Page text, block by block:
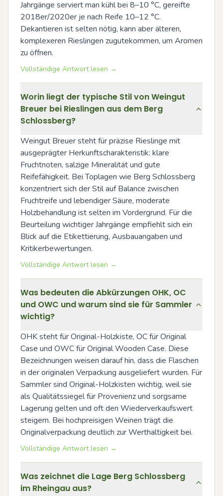
Jahrgänge serviert man kühl bei 8–10 °C, gereifte
2018er/2020er je nach Reife 10–12 °C.
Dekantieren ist selten nötig, kann aber älteren,
komplexeren Rieslingen zugutekommen, um Aromen
zu öffnen.
Vollständige Antwort lesen →
Worin liegt der typische Stil von Weingut
Breuer bei Rieslingen aus dem Berg
Schlossberg?
Weingut Breuer steht für präzise Rieslinge mit
ausgeprägter Herkunftscharakteristik: klare
Fruchtnoten, salzige Mineralität und gute
Reifefähigkeit. Bei Toplagen wie Berg Schlossberg
konzentriert sich der Stil auf Balance zwischen
Fruchtreife und lebendiger Säure, moderate
Holzbehandlung ist selten im Vordergrund. Für die
Beurteilung wichtiger Jahrgänge empfiehlt sich ein
Blick auf die Etikettierung, Ausbauangaben und
Kritikerbewertungen.
Vollständige Antwort lesen →
Was bedeuten die Abkürzungen OHK, OC
und OWC und warum sind sie für Sammler
wichtig?
OHK steht für Original-Holzkiste, OC für Original
Case und OWC für Original Wooden Case. Diese
Bezeichnungen weisen darauf hin, dass die Flaschen
in der originalen Verpackung ausgeliefert wurden. Für
Sammler sind Original-Holzkisten wichtig, weil sie
als Qualitätssiegel für Provenienz und sorgsame
Lagerung gelten und oft den Wiederverkaufswert
steigern. Bei hochpreisigen Weinen trägt die
Originalverpackung deutlich zur Werthaltigkeit bei.
Vollständige Antwort lesen →
Was zeichnet die Lage Berg Schlossberg
im Rheingau aus?